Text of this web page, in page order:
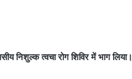
निशुल्क त्वचा रोग शिविर में भाग लिया।